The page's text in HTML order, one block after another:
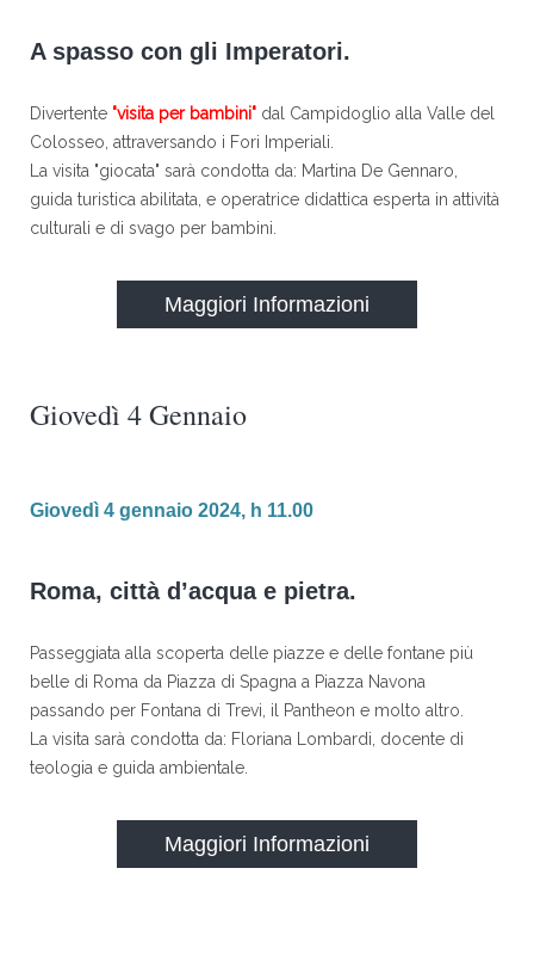
A spasso con gli Imperatori.
Divertente "visita per bambini" dal Campidoglio alla Valle del
Colosseo, attraversando i Fori Imperiali.
La visita "giocata" sarà condotta da: Martina De Gennaro,
guida turistica abilitata, e operatrice didattica esperta in attività
culturali e di svago per bambini.
Maggiori Informazioni
Giovedì 4 Gennaio
Giovedì 4 gennaio 2024, h 11.00
Roma, città d’acqua e pietra.
Passeggiata alla scoperta delle piazze e delle fontane più
belle di Roma da Piazza di Spagna a Piazza Navona
passando per Fontana di Trevi, il Pantheon e molto altro.
La visita sarà condotta da: Floriana Lombardi, docente di
teologia e guida ambientale.
Maggiori Informazioni